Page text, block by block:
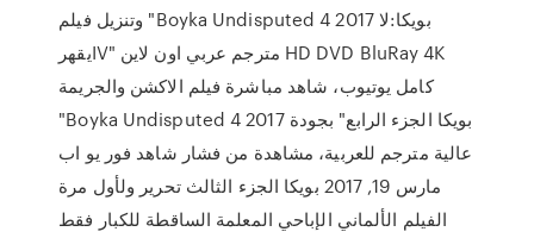
وتنزيل فيلم "Boyka Undisputed 4 2017 بويكا:لا
يقهرIV" مترجم عربي اون لاين HD DVD BluRay 4K
كامل يوتيوب، شاهد مباشرة فيلم الاكشن والجريمة
"Boyka Undisputed 4 2017 بويكا الجزء الرابع" بجودة
عالية مترجم للعربية، مشاهدة من فشار شاهد فور يو اب
مارس 19, 2017 بويكا الجزء الثالث تحرير ولأول مرة
الفيلم الألماني الإباحي المعلمة الساقطة للكبار فقط